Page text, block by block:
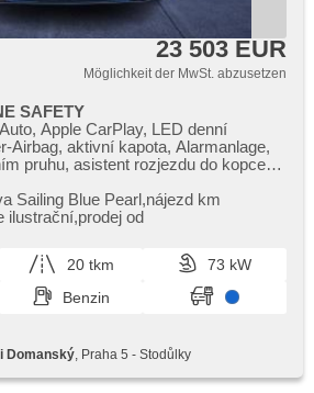
23 503 EUR
Möglichkeit der MwSt. abzusetzen
SAFETY
Apple CarPlay, LED denní
Airbag, aktivní kapota, Alarmanlage,
pruhu, asistent rozjezdu do kopce
Bluetooth, Brems-Assistent,
Funkfernbedienung,
rádia (DAB), digitální přístrojová
palubního počítače, El.
El. Spiegel, hands free,
isofix, Handgetriebe,
senzory zadní, Servolenkung,
(ASR), přední pohon, Navigation
Sailing Blue Pearl,​nájezd km
ilustrační,​prodej od
20 tkm
73 kW
Benzin
Domanský, Praha 5 - Stodůlky